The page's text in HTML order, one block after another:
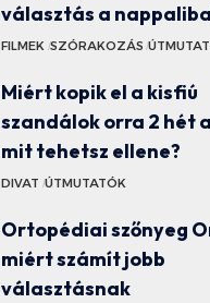
választás a
FILMEK SZÓRAKOZÁS
Miért kopik el a kisfiú
szandálok orra 2 hét
mit tehetsz ellene?
DIVAT ÚTMUTATÓK
Ortopédiai szőnyeg
miért számít jobb
választásnak